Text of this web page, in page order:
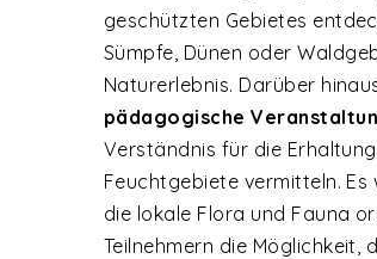
geschützten Gebietes
Sümpfe, Dünen oder
Naturerlebnis. Darüber
pädagogische
Verständnis für die
Feuchtgebiete vermitteln.
die lokale Flora und Fauna
Teilnehmern die Möglichkeit,